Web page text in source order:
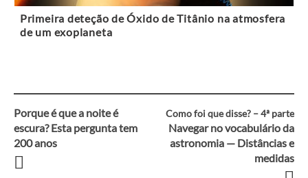
Primeira deteção de Óxido de Titânio na atmosfera
de um exoplaneta
Navegação
entre
Porque é que a noite é
escura? Esta pergunta tem
200 anos
Como foi que disse? – 4ª parte
Navegar no vocabulário da
astronomia — Distâncias e
medidas